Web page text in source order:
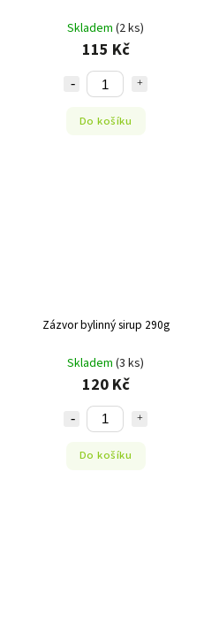
Skladem (2 ks)
115 Kč
Do košíku
Zázvor bylinný sirup 290g
Skladem (3 ks)
120 Kč
Do košíku